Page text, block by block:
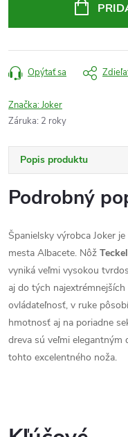
Opýtať sa
Značka:Joker
Záruka: 2 roky
Popis produktu
Podrobný
Španielsky výrobca Joker
mesta Albacete. Nôž Teckel
vyniká veľmi vysokou
aj do tých
ovládateľnosť, v ruke
hmotnosť aj na poriadne
dreva sú veľmi
tohto excelentného noža.